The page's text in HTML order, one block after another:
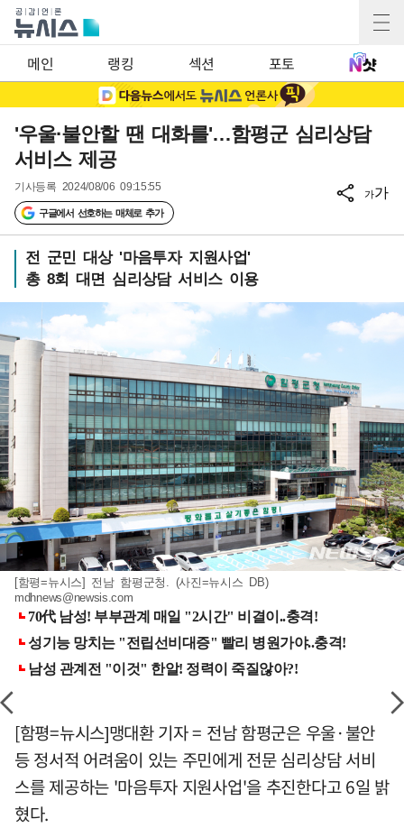
메인 랭킹 섹션 포토
'우울·불안할 땐 대화를'…함평군 심리상담
서비스 제공
기사등록 2024/08/06 09:15:55
구글에서 선호하는 매체로 추가
가가
전 군민 대상 '마음투자 지원사업'
총 8회 대면 심리상담 서비스 이용
[함평=뉴시스] 전남 함평군청. (사진=뉴시스 DB)
mdhnews@newsis.com
[함평=뉴시스]맹대환 기자 = 전남 함평군은 우울·불안
등 정서적 어려움이 있는 주민에게 전문 심리상담 서비
스를 제공하는 '마음투자 지원사업'을 추진한다고 6일 밝
혔다.